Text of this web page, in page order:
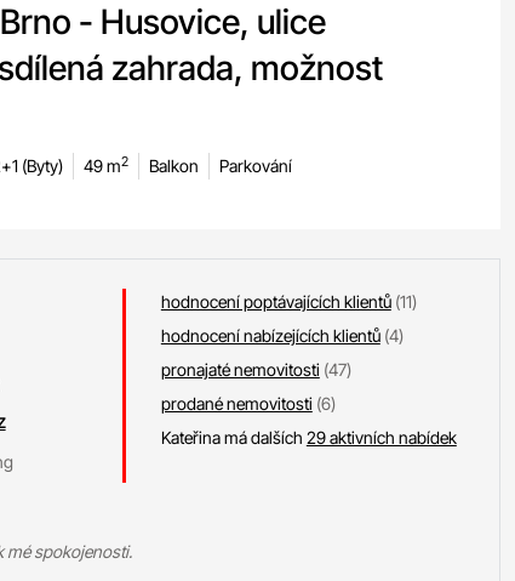
- Husovice, ulice
zahrada, možnost
(Byty) 49 m2 Balkon Parkování
hodnocení poptávajících klientů (11)
hodnocení nabízejících klientů (4)
pronajaté nemovitosti (47)
prodané nemovitosti (6)
Kateřina má dalších 29 aktivních nabídek
mé spokojenosti.